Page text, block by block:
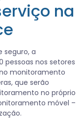
na
seguro, a
pessoas nos setores
monitoramento
que serão
no próprio
móvel –